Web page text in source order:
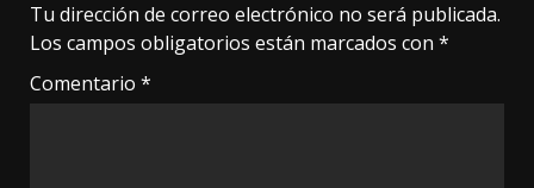
Tu dirección de correo electrónico no será publicada.
Los campos obligatorios están marcados con *
Comentario *